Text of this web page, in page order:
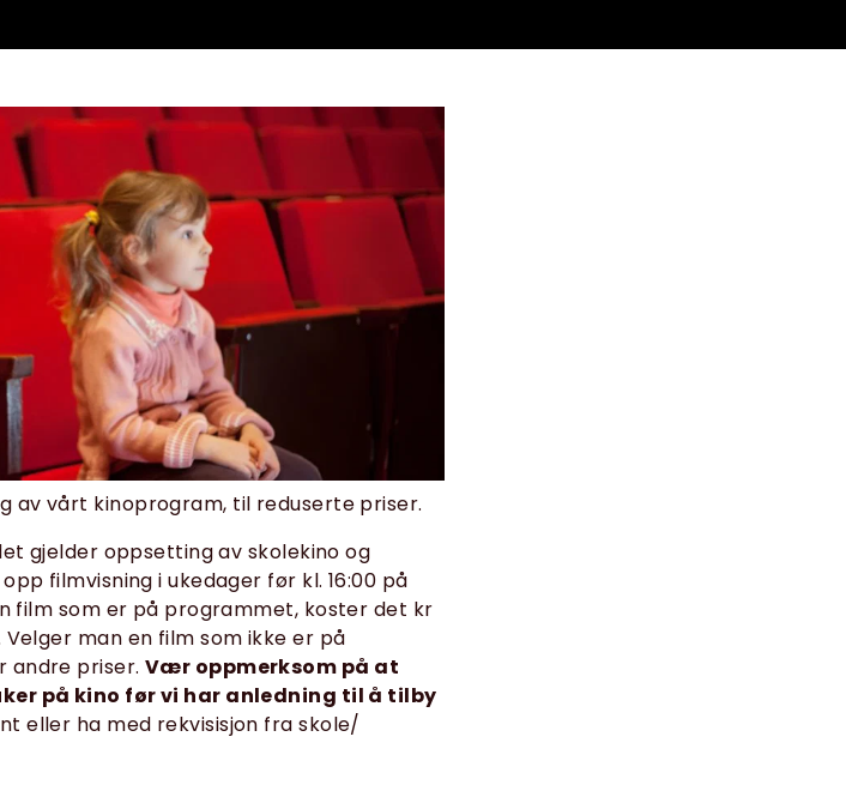
av vårt kinoprogram, til reduserte priser.
gjelder oppsetting av skolekino og
filmvisning i ukedager før kl. 16:00 på
film som er på programmet, koster det kr
man en film som ikke er på
andre priser. Vær oppmerksom på at
på kino før vi har anledning til å tilby
eller ha med rekvisisjon fra skole/